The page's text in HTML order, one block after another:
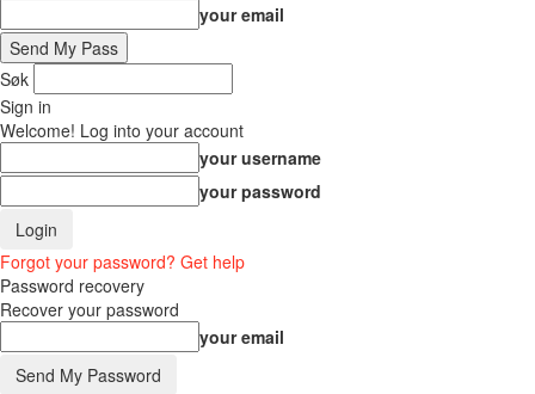
your email
Søk
Sign in
Welcome! Log into your account
your username
your password
Forgot your password? Get help
Password recovery
Recover your password
your email